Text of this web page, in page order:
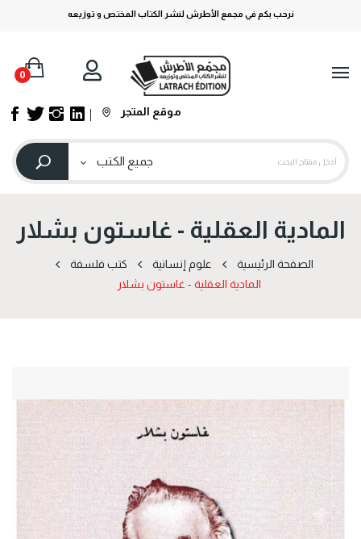
نرحب بكم في مجمع الأطرش لنشر الكتاب المختص و توزيعه
0
موقع المتجر
المادية العقلية - غاستون بشلار
الصفحة الرئيسية علوم إنسانية
كتب فلسفة
المادية العقلية - غاستون بشلار